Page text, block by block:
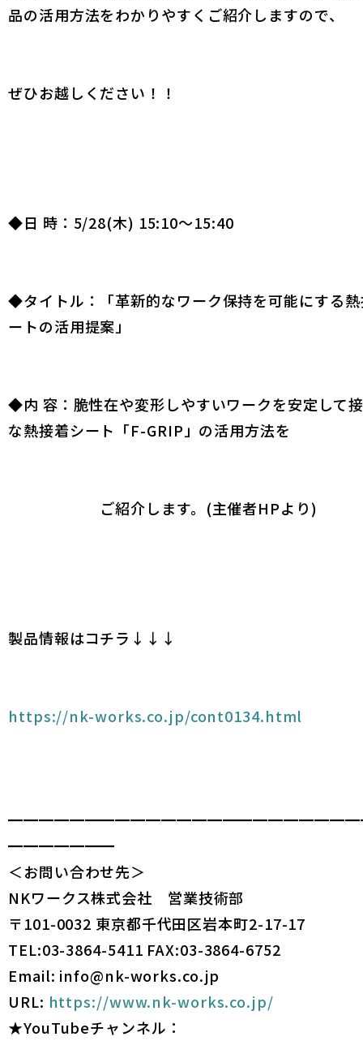
品の活用方法をわかりやすくご紹介しますので、
ぜひお越しください！！
◆日 時：5/28(木) 15:10～15:40
◆タイトル：「革新的なワーク保持を可能にする
ートの活用提案」
◆内 容：脆性在や変形しやすいワークを安定して
な熱接着シート「F-GRIP」の活用方法を
ご紹介します。(主催者HPより)
製品情報はコチラ↓↓↓
https://nk-works.co.jp/cont0134.html
━━━━━━━
＜お問い合わせ先＞
NKワークス株式会社 営業技術部
〒101-0032 東京都千代田区岩本町2-17-17
TEL:03-3864-5411 FAX:03-3864-6752
Email: info@nk-works.co.jp
URL: https://www.nk-works.co.jp/
★YouTubeチャンネル：